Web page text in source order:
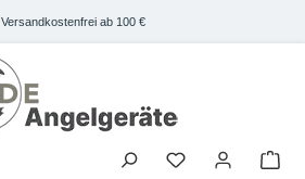
Versandkostenfrei ab 100 €